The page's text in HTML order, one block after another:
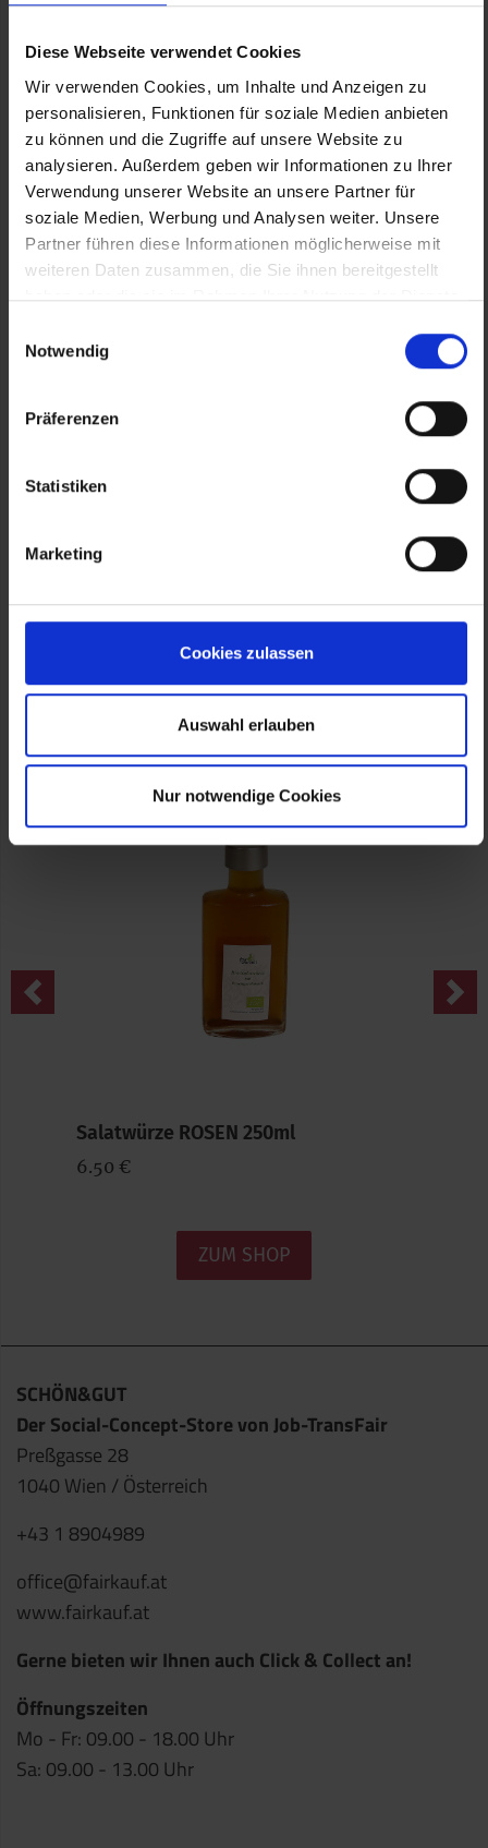
Diese Webseite verwendet Cookies
Wir verwenden Cookies, um Inhalte und Anzeigen zu
personalisieren, Funktionen für soziale Medien anbieten
zu können und die Zugriffe auf unsere Website zu
analysieren. Außerdem geben wir Informationen zu Ihrer
Verwendung unserer Website an unsere Partner für
soziale Medien, Werbung und Analysen weiter. Unsere
Partner führen diese Informationen möglicherweise mit
weiteren Daten zusammen, die Sie ihnen bereitgestellt
haben oder die sie im Rahmen Ihrer Nutzung der Dienste
Notwendig
Präferenzen
Statistiken
Marketing
Cookies zulassen
Auswahl erlauben
Nur notwendige Cookies
Kauf der Produkte kann man nicht nur sich
selbst etwas Gutes tun, sondern auch den
Wiedereinstieg benachteiligter Frauen ins
Berufsleben unterstützen.
ZUR WEBSITE
Quelle (Text und Fotos): fairwurzelt
Salatwürze ROSEN 250ml
6.50 €
Previous
ZUM SHOP
SCHÖN&GUT
Der Social-Concept-Store von Job-TransFair
Preßgasse 28
1040 Wien / Österreich
+43 1 8904989
office@fairkauf.at
www.fairkauf.at
Gerne bieten wir Ihnen auch Click & Collect an!
Öffnungszeiten
Mo - Fr: 09.00 - 18.00 Uhr
Sa: 09.00 - 13.00 Uhr